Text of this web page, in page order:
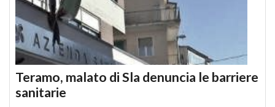
Teramo, malato di Sla denuncia le barriere
sanitarie